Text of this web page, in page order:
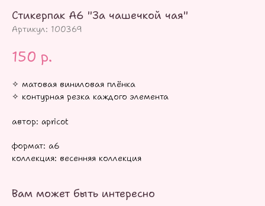
Стикерпак А6 "За чашечкой чая"
Артикул: 100369
150 р.
✧ матовая виниловая плёнка
✧ контурная резка каждого элемента
автор: apricot
формат: а6
коллекция: весенняя коллекция
Вам может быть интересно